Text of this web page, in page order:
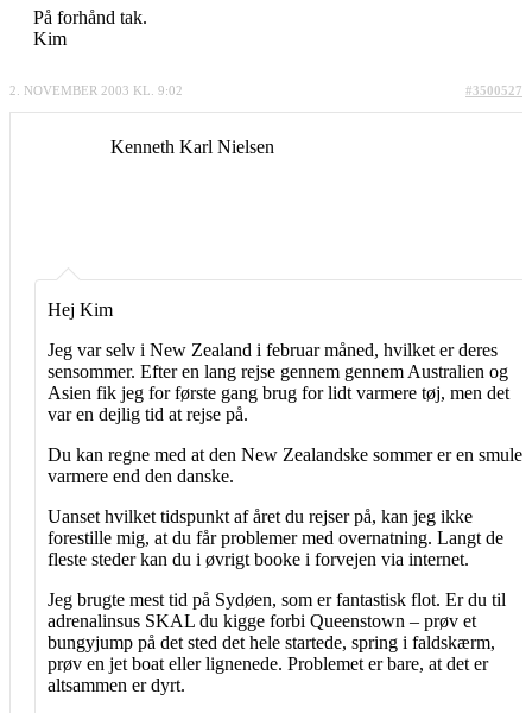
På forhånd tak.
Kim
2. NOVEMBER 2003 KL. 9:02 #3500527
Kenneth Karl Nielsen
Hej Kim
Jeg var selv i New Zealand i februar måned, hvilket er deres
sensommer. Efter en lang rejse gennem gennem Australien og
Asien fik jeg for første gang brug for lidt varmere tøj, men det
var en dejlig tid at rejse på.
Du kan regne med at den New Zealandske sommer er en smule
varmere end den danske.
Uanset hvilket tidspunkt af året du rejser på, kan jeg ikke
forestille mig, at du får problemer med overnatning. Langt de
fleste steder kan du i øvrigt booke i forvejen via internet.
Jeg brugte mest tid på Sydøen, som er fantastisk flot. Er du til
adrenalinsus SKAL du kigge forbi Queenstown – prøv et
bungyjump på det sted det hele startede, spring i faldskærm,
prøv en jet boat eller lignenede. Problemet er bare, at det er
altsammen er dyrt.